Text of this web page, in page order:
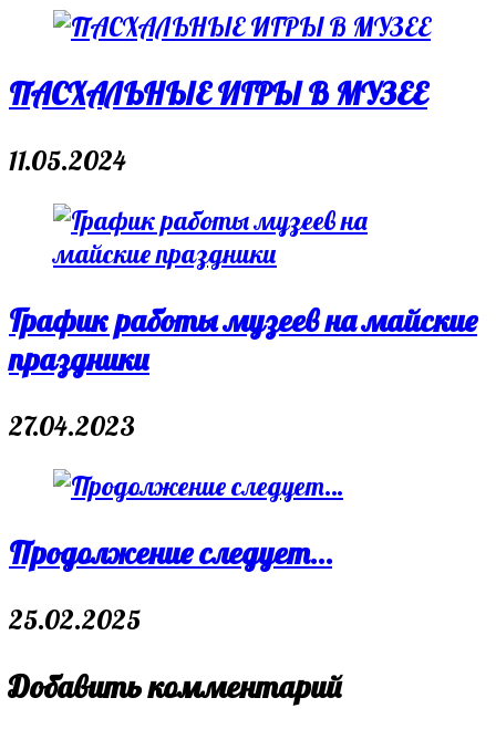
ПАСХАЛЬНЫЕ ИГРЫ В МУЗЕЕ
11.05.2024
График работы музеев на майские
праздники
27.04.2023
Продолжение следует…
25.02.2025
Добавить комментарий